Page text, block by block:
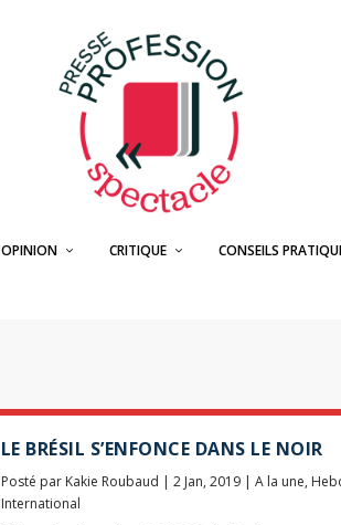
OPINION CRITIQUE CONSEILS
LE BRÉSIL S’ENFONCE DANS LE NOIR
Posté par Kakie Roubaud | 2 Jan, 2019| A la une,
International